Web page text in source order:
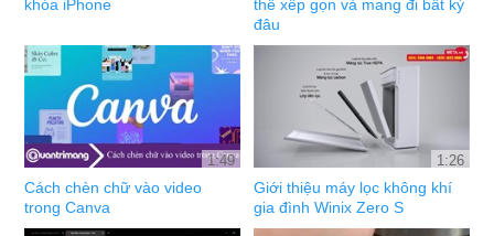
khóa iPhone
thể xếp gọn và mang đi bất kỳ
đâu
1:49
Cách chèn chữ vào video
trong Canva
1:26
Giới thiệu máy lọc không khí
gia đình Winix Zero S